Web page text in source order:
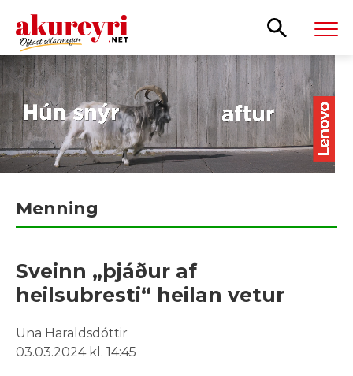
Leita
Menning
Sveinn „þjáður af
heilsubresti“ heilan vetur
Una Haraldsdóttir
03.03.2024 kl. 14:45